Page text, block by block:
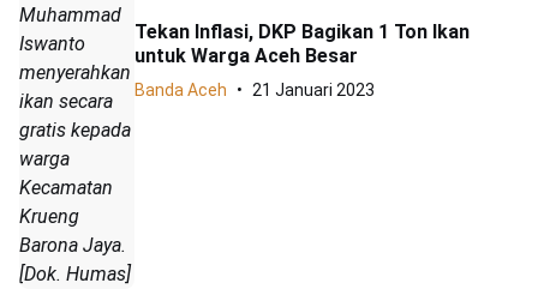
Muhammad
Iswanto
menyerahkan
ikan secara
gratis kepada
warga
Kecamatan
Krueng
Barona Jaya.
[Dok. Humas]
Tekan Inflasi, DKP Bagikan 1 Ton Ikan
untuk Warga Aceh Besar
Banda Aceh 21 Januari 2023